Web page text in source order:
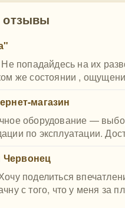
отзывы
попадайдесь на их
же состоянии ,
магазин
оборудование —
по эксплуатации.
поделиться
с того, что у меня за